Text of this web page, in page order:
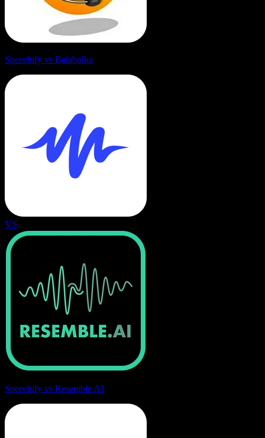
Speechify vs Balabolka
VS
Speechify vs Resemble AI